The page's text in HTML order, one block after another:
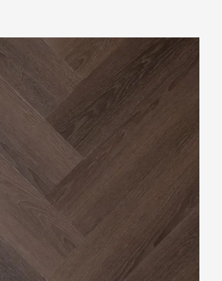
Visgraat Long Island
Montauk Dark